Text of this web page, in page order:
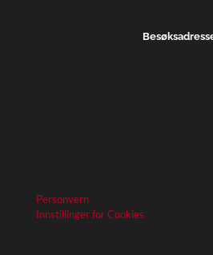
Personvern
Innstillinger for Cookies